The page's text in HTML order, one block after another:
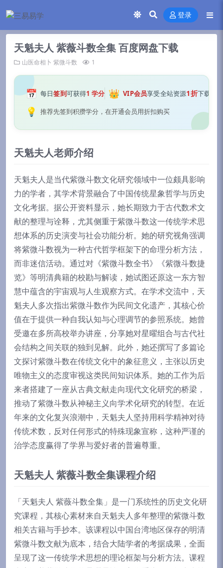
登录
天魁夫人 紫薇斗数全集 百度网盘下载
山医命相卜 紫微斗数 1
📅 每日签到可获得1 学分 👑 VIP会员享受全站资源1折下载
💡 推荐先签到积攒学分，在开通会员用折扣购买
天魁夫人老师介绍
天魁夫人是当代紫微斗数文化研究领域中一位颇具影响
力的学者，其学术背景融合了中国传统星象哲学与历史
文化考据。据公开资料显示，她长期致力于古代数术文
献的整理与诠释，尤其侧重于紫微斗数这一传统学术思
想体系的历史演变与社会功能分析。她的研究视角强调
将紫微斗数视为一种古代哲学框架下的命理分析方法，
而非迷信活动。通过对《紫微斗数全书》《紫微斗数捷
览》等明清典籍的校勘与解读，她试图还原这一东方智
慧中蕴含的宇宙观与人生观察方式。在学术交流中，天
魁夫人多次指出紫微斗数作为民间文化遗产，其核心价
值在于提供一种自我认知与心理调节的参照系统。她曾
受邀在多所高校举办讲座，分享她对星曜组合与古代社
会结构之间关联的独到见解。此外，她还撰写了多篇论
文探讨紫微斗数在传统文化中的象征意义，主张以历史
唯物主义的态度审视这类民间知识体系。她的工作为后
来者搭建了一座从古典文献走向现代文化研究的桥梁，
推动了紫微斗数从神秘主义向学术化研究的转型。在近
年来的文化复兴浪潮中，天魁夫人坚持用科学精神对待
传统术数，反对任何形式的特殊现象宣称，这种严谨的
治学态度赢得了学界与爱好者的普遍尊重。
天魁夫人 紫薇斗数全集课程介绍
「天魁夫人 紫薇斗数全集」是一门系统性的历史文化研
究课程，其核心素材来自天魁夫人多年整理的紫微斗数
相关古籍与手抄本。该课程以中国台湾地区保存的明清
紫微斗数文献为底本，结合大陆学者的考据成果，全面
呈现了这一传统学术思想的理论框架与分析方法。课程